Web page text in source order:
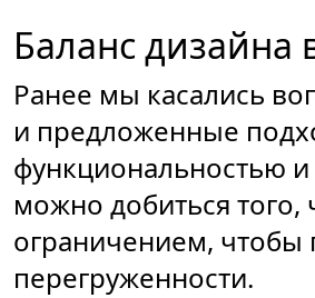
Баланс дизайна
Ранее мы касались
и предложенные
функциональностью
можно добиться того,
ограничением, чтобы
перегруженности.